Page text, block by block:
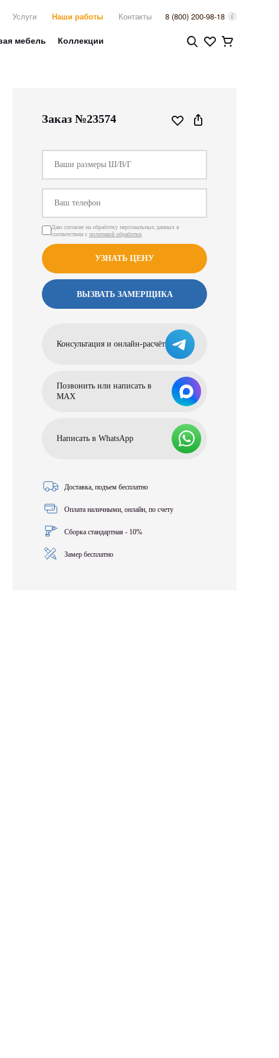
Услуги Наши работы Контакты 8 (800) 200-98-18
мебель Коллекции
Заказ №23574
Даю согласие на обработку персональных данных в
соответствии с политикой обработки
УЗНАТЬ ЦЕНУ
ВЫЗВАТЬ ЗАМЕРЩИКА
Консультация и онлайн-расчёт
Позвонить или написать в
МАХ
Написать в WhatsApp
Доставка, подъем бесплатно
Оплата наличными, онлайн, по счету
Сборка стандартная - 10%
Замер бесплатно